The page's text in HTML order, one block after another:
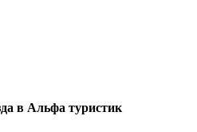
в Альфа туристик